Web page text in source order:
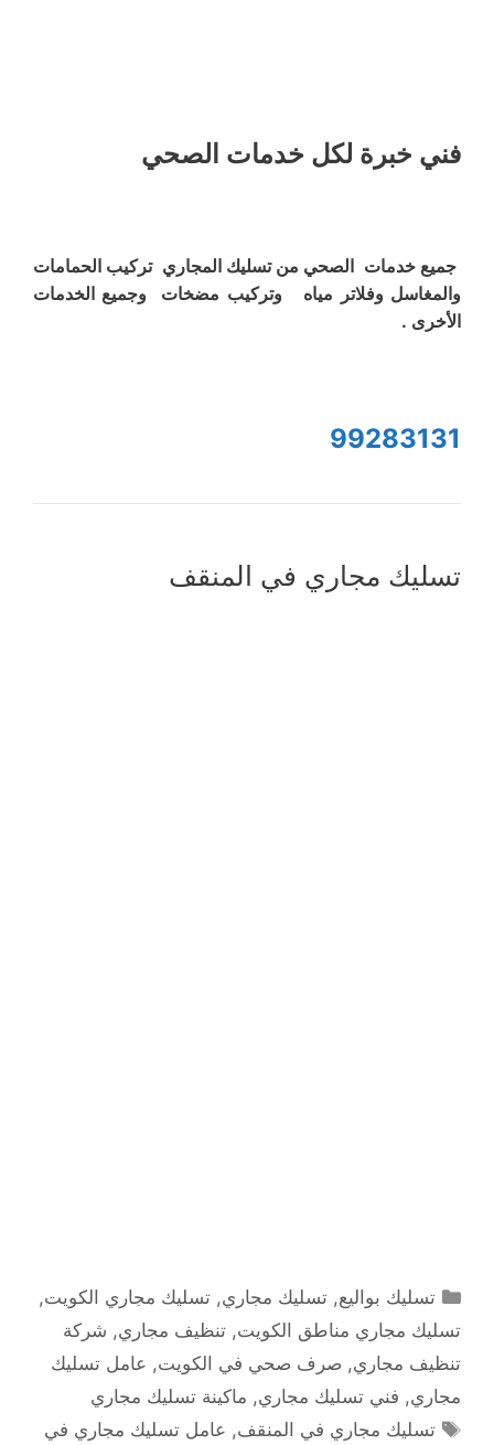
فني خبرة لكل خدمات الصحي
جميع خدمات الصحي من تسليك المجاري تركيب الحمامات
والمغاسل وفلاتر مياه وتركيب مضخات وجميع الخدمات
الأخرى .
99283131
تسليك مجاري في المنقف
التصنيفات
تسليك بواليع,تسليك مجاري,تسليك مجاري الكويت,
تسليك مجاري مناطق الكويت, تنظيف مجاري, شركة
تنظيف مجاري, صرف صحي في الكويت, عامل تسليك
مجاري, فني تسليك مجاري, ماكينة تسليك مجاري
الوسوم
تسليك مجاري في المنقف, عامل تسليك مجاري في